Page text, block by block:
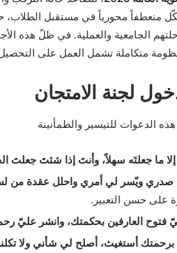
منعطفاً محورياً في مستقبل الطلاب،
الجامعية والعملية. في ظلّ هذه
متكاملة تشمل العمل على
لجنة الامتجان
الدعوات للتيسير والطمأنينة
ما جعلتَه سهلاً، وأنتَ إذا شئتَ جعلتَ
ويّسر لي أمري واحلل عقدة من
على حسن التعبير.
فتوح العارفين بحكمتك، وانشر عليّ
برحمتك أستغيث، أصلح لي شأني ولا